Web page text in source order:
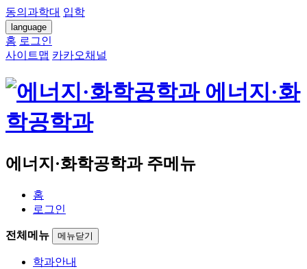
동의과학대 입학
language
홈 로그인
사이트맵 카카오채널
에너지·화
학공학과
에너지·화학공학과 주메뉴
홈
로그인
전체메뉴 메뉴닫기
학과안내